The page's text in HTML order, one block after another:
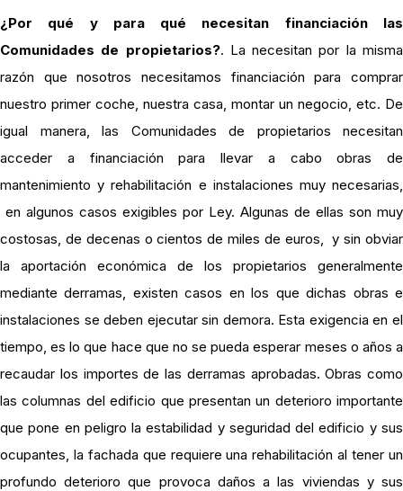
¿Por qué y para qué necesitan financiación las
Comunidades de propietarios?. La necesitan por la misma
razón que nosotros necesitamos financiación para comprar
nuestro primer coche, nuestra casa, montar un negocio, etc. De
igual manera, las Comunidades de propietarios necesitan
acceder a financiación para llevar a cabo obras de
mantenimiento y rehabilitación e instalaciones muy necesarias,
en algunos casos exigibles por Ley. Algunas de ellas son muy
costosas, de decenas o cientos de miles de euros, y sin obviar
la aportación económica de los propietarios generalmente
mediante derramas, existen casos en los que dichas obras e
instalaciones se deben ejecutar sin demora. Esta exigencia en el
tiempo, es lo que hace que no se pueda esperar meses o años a
recaudar los importes de las derramas aprobadas. Obras como
las columnas del edificio que presentan un deterioro importante
que pone en peligro la estabilidad y seguridad del edificio y sus
ocupantes, la fachada que requiere una rehabilitación al tener un
profundo deterioro que provoca daños a las viviendas y sus